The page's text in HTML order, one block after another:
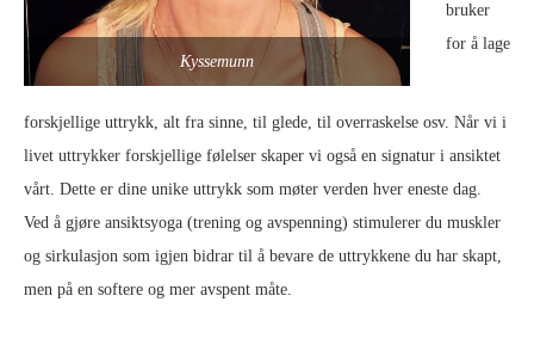
Kyssemunn
bruker
for å lage
forskjellige uttrykk, alt fra sinne, til glede, til overraskelse osv. Når vi i
livet uttrykker forskjellige følelser skaper vi også en signatur i ansiktet
vårt. Dette er dine unike uttrykk som møter verden hver eneste dag.
Ved å gjøre ansiktsyoga (trening og avspenning) stimulerer du muskler
og sirkulasjon som igjen bidrar til å bevare de uttrykkene du har skapt,
men på en softere og mer avspent måte.